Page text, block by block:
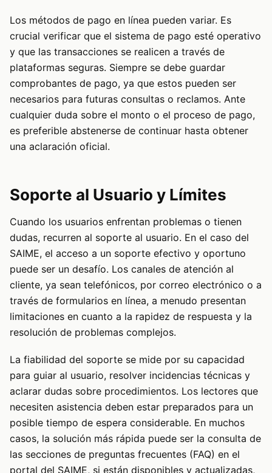
Los métodos de pago en línea pueden variar. Es
crucial verificar que el sistema de pago esté operativo
y que las transacciones se realicen a través de
plataformas seguras. Siempre se debe guardar
comprobantes de pago, ya que estos pueden ser
necesarios para futuras consultas o reclamos. Ante
cualquier duda sobre el monto o el proceso de pago,
es preferible abstenerse de continuar hasta obtener
una aclaración oficial.
Soporte al Usuario y Límites
Cuando los usuarios enfrentan problemas o tienen
dudas, recurren al soporte al usuario. En el caso del
SAIME, el acceso a un soporte efectivo y oportuno
puede ser un desafío. Los canales de atención al
cliente, ya sean telefónicos, por correo electrónico o a
través de formularios en línea, a menudo presentan
limitaciones en cuanto a la rapidez de respuesta y la
resolución de problemas complejos.
La fiabilidad del soporte se mide por su capacidad
para guiar al usuario, resolver incidencias técnicas y
aclarar dudas sobre procedimientos. Los lectores que
necesiten asistencia deben estar preparados para un
posible tiempo de espera considerable. En muchos
casos, la solución más rápida puede ser la consulta de
las secciones de preguntas frecuentes (FAQ) en el
portal del SAIME, si están disponibles y actualizadas,